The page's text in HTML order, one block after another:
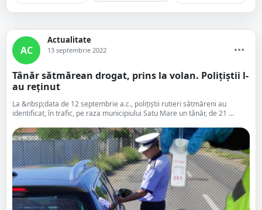
AC
Actualitate
13 septembrie 2022
Tânăr sătmărean drogat, prins la volan. Polițiștii l-
au reținut
La &nbsp;data de 12 septembrie a.c., polițiștii rutieri sătmăreni au
identificat, în trafic, pe raza municipiului Satu Mare un tânăr, de 21 ...